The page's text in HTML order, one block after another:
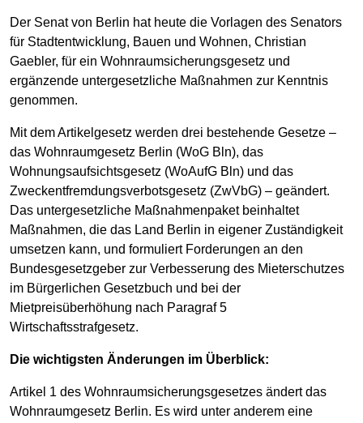
Der Senat von Berlin hat heute die Vorlagen des Senators
für Stadtentwicklung, Bauen und Wohnen, Christian
Gaebler, für ein Wohnraumsicherungsgesetz und
ergänzende untergesetzliche Maßnahmen zur Kenntnis
genommen.
Mit dem Artikelgesetz werden drei bestehende Gesetze –
das Wohnraumgesetz Berlin (WoG Bln), das
Wohnungsaufsichtsgesetz (WoAufG Bln) und das
Zweckentfremdungsverbotsgesetz (ZwVbG) – geändert.
Das untergesetzliche Maßnahmenpaket beinhaltet
Maßnahmen, die das Land Berlin in eigener Zuständigkeit
umsetzen kann, und formuliert Forderungen an den
Bundesgesetzgeber zur Verbesserung des Mieterschutzes
im Bürgerlichen Gesetzbuch und bei der
Mietpreisüberhöhung nach Paragraf 5
Wirtschaftsstrafgesetz.
Die wichtigsten Änderungen im Überblick:
Artikel 1 des Wohnraumsicherungsgesetzes ändert das
Wohnraumgesetz Berlin. Es wird unter anderem eine